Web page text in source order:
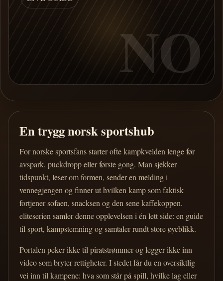
NO
En trygg norsk sportshub
For norske sportsfans starter ofte kampkvelden lenge før
avspark, puckdropp eller første gong. Man sjekker
tidspunkt, leser om formen, sender en melding i
vennegjengen og finner ut hvilken kamp som faktisk
fortjener sofaen, snacksen og den sene kaffekoppen.
eliteserien samler denne opplevelsen i én lett side: en guide
til sport, kampstemning og samtaler rundt store øyeblikk.
Portalen peker ikke til piratstrømmer og legger ikke inn
video som bryter rettigheter. I stedet får du en oversiktlig
vei inn til kampene: hva som står på spill, hvilke lag eller